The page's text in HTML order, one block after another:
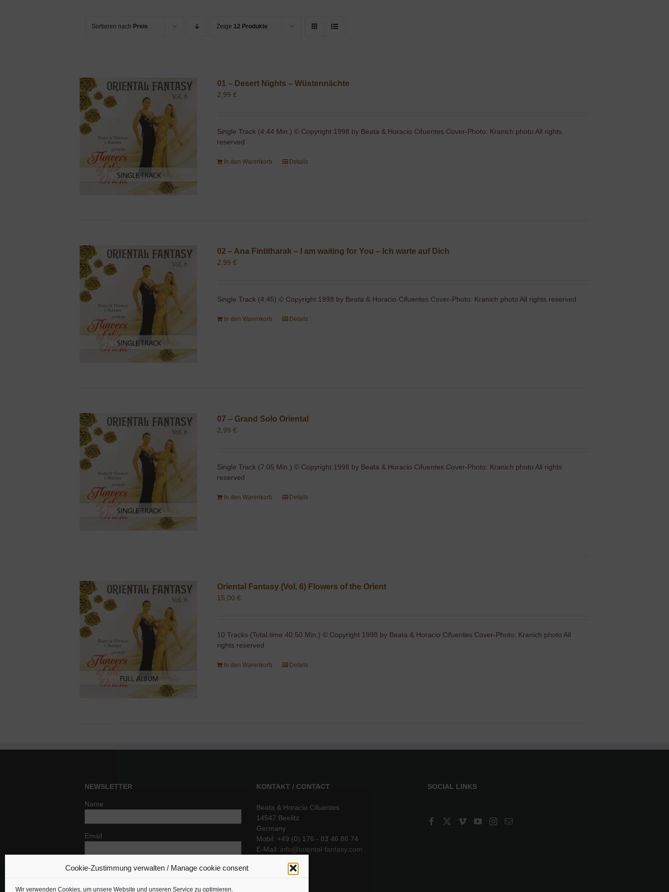
Cookie-Zustimmung verwalten / Manage cookie consent
Wir verwenden Cookies, um unsere Website und unseren Service zu optimieren.
Sortieren nach Preis Zeige 12 Produkte
01 – Desert Nights – Wüstennächte
2,99€
Single Track (4:44 Min.) © Copyright 1998 by Beata & Horacio Cifuentes Cover-Photo: Kranich photo All rights
reserved
In den Warenkorb Details
02 – Ana Fintitharak – I am waiting for You – Ich warte auf Dich
2,99€
Single Track (4:45) © Copyright 1998 by Beata & Horacio Cifuentes Cover-Photo: Kranich photo All rights reserved
In den Warenkorb Details
07 – Grand Solo Oriental
2,99€
Single Track (7:05 Min.) © Copyright 1998 by Beata & Horacio Cifuentes Cover-Photo: Kranich photo All rights
reserved
In den Warenkorb Details
Oriental Fantasy (Vol. 6) Flowers of the Orient
15,00€
10 Tracks (Total time 40:50 Min.) © Copyright 1998 by Beata & Horacio Cifuentes Cover-Photo: Kranich photo All
rights reserved
In den Warenkorb Details
NEWSLETTER
Name
Email
Indem Du fortfährst, akzeptierst Du unsere
KONTAKT / CONTACT
Beata & Horacio Cifuentes
14547 Beelitz
Germany
Mobil: +49 (0) 176 - 83 46 86 74
E-Mail: info@oriental-fantasy.com
SOCIAL LINKS